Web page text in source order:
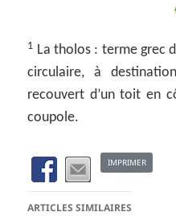
1 La tholos : terme grec
circulaire, à
recouvert d’un toit en
coupole.
IMPRIMER
ARTICLES SIMILAIRES